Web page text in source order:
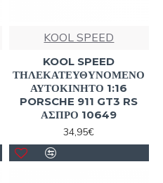
KOOL SPEED
KOOL SPEED
ΤΗΛΕΚΑΤΕΥΘΥΝΟΜΕΝΟ
ΑΥΤΟΚΙΝΗΤΟ 1:16
PORSCHE 911 GT3 RS
ΑΣΠΡΟ 10649
34,95€